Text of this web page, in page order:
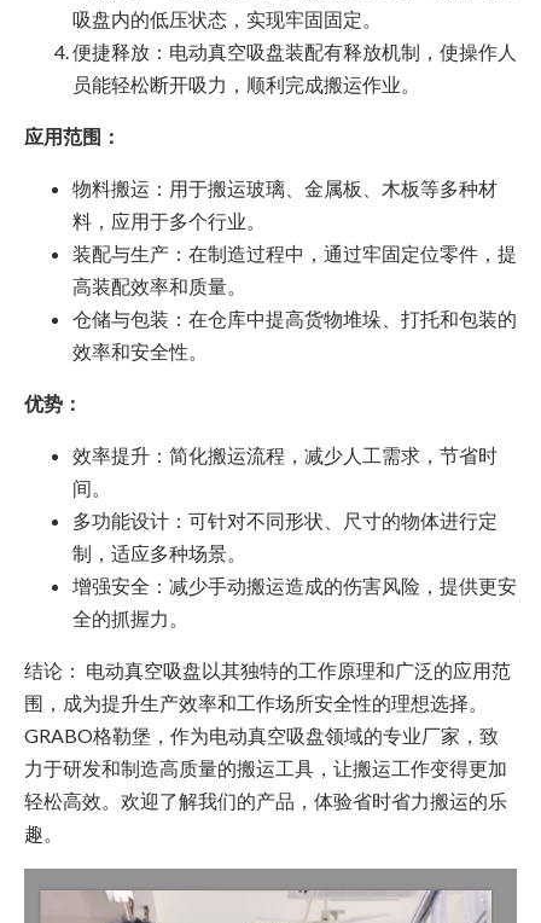
吸盘内的低压状态，实现牢固固定。
便捷释放：电动真空吸盘装配有释放机制，使操作人
员能轻松断开吸力，顺利完成搬运作业。
应用范围：
物料搬运：用于搬运玻璃、金属板、木板等多种材
料，应用于多个行业。
装配与生产：在制造过程中，通过牢固定位零件，提
高装配效率和质量。
仓储与包装：在仓库中提高货物堆垛、打托和包装的
效率和安全性。
优势：
效率提升：简化搬运流程，减少人工需求，节省时
间。
多功能设计：可针对不同形状、尺寸的物体进行定
制，适应多种场景。
增强安全：减少手动搬运造成的伤害风险，提供更安
全的抓握力。
结论： 电动真空吸盘以其独特的工作原理和广泛的应用范
围，成为提升生产效率和工作场所安全性的理想选择。
GRABO格勒堡，作为电动真空吸盘领域的专业厂家，致
力于研发和制造高质量的搬运工具，让搬运工作变得更加
轻松高效。欢迎了解我们的产品，体验省时省力搬运的乐
趣。